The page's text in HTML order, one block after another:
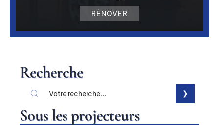
RÉNOVER
Recherche
Sous les projecteurs